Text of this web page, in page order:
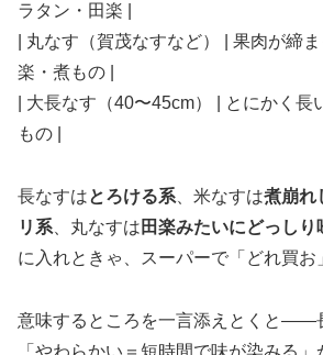
ラタン・田楽 |
| 丸なす（賀茂なすなど） | 果肉が締
楽・煮もの |
| 大長なす（40〜45cm） | とにかく長
もの |
長なすはとろける系 、米なすは煮崩れ
リ系 、丸なすは 田楽みたいにどっしり
に入れときゃ、スーパーで「どれ買お
意味するところを一言添えとくと——
「やわらかい＝短時間で味が染みる」